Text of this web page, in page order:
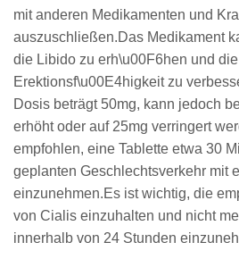
mit anderen Medikamenten und
auszuschließen.Das Medikament
die Libido zu erh\u00F6hen und die
Erektionsf\u00E4higkeit zu
Dosis beträgt 50mg, kann jedoch
erhöht oder auf 25mg verringert
empfohlen, eine Tablette etwa 30
geplanten Geschlechtsverkehr mit
einzunehmen.Es ist wichtig, die
von Cialis einzuhalten und nicht
innerhalb von 24 Stunden